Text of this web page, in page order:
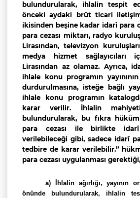
bulundurularak, ihlalin tespit
önceki aydaki brüt ticari
ikisinden beşine kadar idarî para
para cezası miktarı, radyo
Lirasından, televizyon
medya hizmet sağlayıcıları
Lirasından az olamaz. Ayrıca,
ihlale konu programın
durdurulmasına, isteğe bağlı
ihlale konu programın
karar verilir. İhlalin
bulundurularak, bu fıkra
para cezası ile birlikte
verilebileceği gibi, sadece idarî
tedbire de karar verilebilir.”
para cezası uygulanması gerektiği,
a)
hlalin ağırlığı, yayının
önünde bulundurularak, ihlalin